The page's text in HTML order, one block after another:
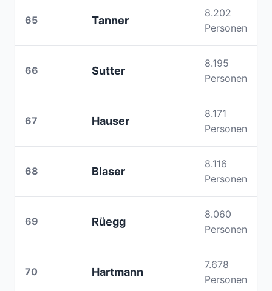
65 Tanner
8.202
Personen
66 Sutter
8.195
Personen
67 Hauser
8.171
Personen
68 Blaser
8.116
Personen
69 Rüegg
8.060
Personen
70 Hartmann
7.678
Personen